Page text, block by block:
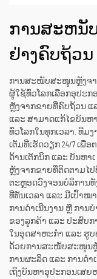
ການສະຫນັ
ຢ່າງຄົບຖ້ວນ
ການສະໜັບສະໜູນຫຼັງຈາ
ຜູ້ໃຊ້ທົ່ວໂລກເລືອກອຸປະກ
ຫຼັງຈາກຂາຍທີ່ຄົບຖ້ວນ ແ
ແລະ ສາມາດແກ້ໄຂບັນຫ
ທົ່ວໂລກໃນທຸກເວລາ. ທີມ
ເຕັມທີ່ເຮັດວຽກ 24/7 ເ
ດ້ານເຕັກນິກ ແລະ ບັນຫາ
ຫຼັງຈາກຂາຍທີ່ຕິດຕາມໄ
ຕະຫຼອດວົງຈອນບໍລິການ
ທີ່ທັນເວລາ ແລະ ມີເປົ້າໝ
ການດຳເນີນງານ ຫຼື ການ
ຂອງລູກຄ້າ ແລະ ປະສົບ
ໃນອຸດສາຫະກຳ ແລະ ຮູ
ດ້ວຍການສະໜັບສະໜູນຫຼັ
ການຜະລິດ ແລະ ການດຳ
ເຖິງບັນຫາອຸປະກອນເສຍ